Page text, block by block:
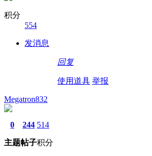
积分
554
发消息
回复
使用道具 举报
Megatron832
0
主题
244
帖子
514
积分